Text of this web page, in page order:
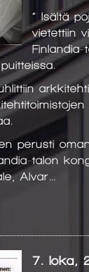
” Isältä
vietettiin
Finlandia-
perusti
talon
Alvar…
7. loka,